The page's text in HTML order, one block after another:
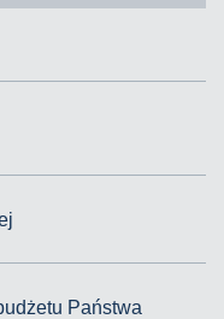
Państwa